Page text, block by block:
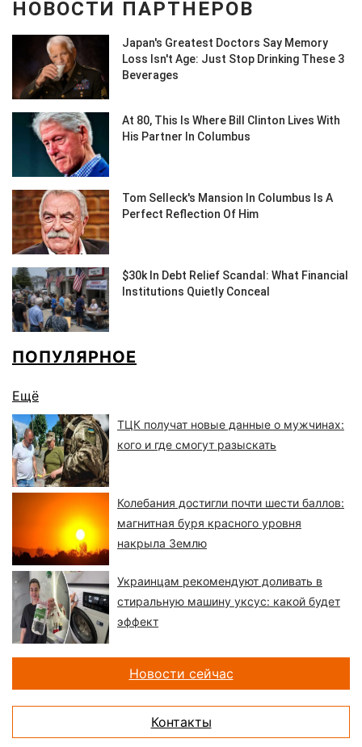
ПОПУЛЯРНОЕ
Ещё
ТЦК получат новые данные о мужчинах:
кого и где смогут разыскать
Колебания достигли почти шести баллов:
магнитная буря красного уровня
накрыла Землю
Украинцам рекомендуют доливать в
стиральную машину уксус: какой будет
эффект
Новости сейчас
Контакты